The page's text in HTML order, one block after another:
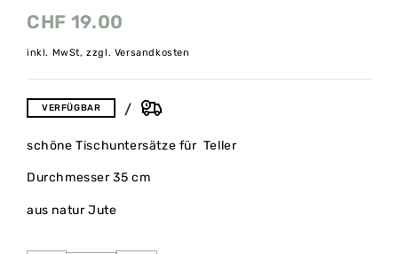
CHF 19.00
inkl. MwSt, zzgl. Versandkosten
VERFÜGBAR
schöne Tischuntersätze für Teller
Durchmesser 35 cm
aus natur Jute